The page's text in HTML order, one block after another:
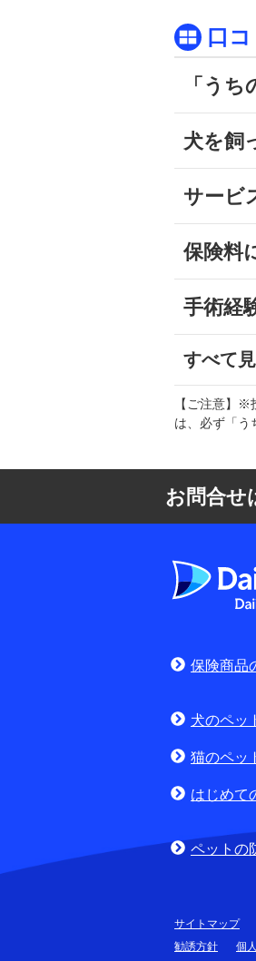
口
「う
犬を飼
サービ
保険料
手術経
すべて
【ご注意】
は、必ず「う
お問合せ
よくある質
保険商品
犬のペッ
猫のペッ
はじめて
ペットの
サイトマップ
勧誘方針
個